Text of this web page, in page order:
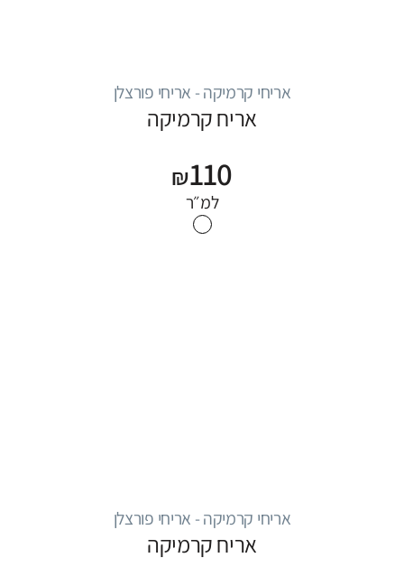
אריחי קרמיקה - אריחי פורצלן
אריח קרמיקה
₪110
למ״ר
אריחי קרמיקה - אריחי פורצלן
אריח קרמיקה